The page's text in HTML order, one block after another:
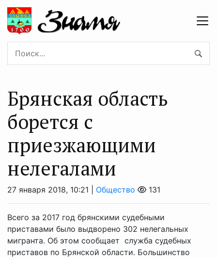
Брянская область
борется с
приезжающими
нелегалами
27 января 2018, 10:21 | Общество 131
Всего за 2017 год брянскими судебными
приставами было выдворено 302 нелегальных
мигранта. Об этом сообщает служба судебных
приставов по Брянской области. Большинство